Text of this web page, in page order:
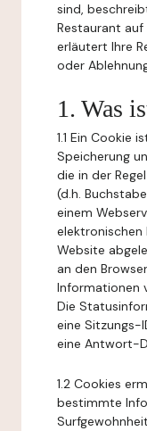
sind,
Restaurant
erläutert Ihre
oder
1. Was
1.1 Ein Cookie
Speicherung
die in der
(d.h.
einem
elektronischen
Website
an den
Informationen
Die
eine Sitzungs-
eine Antwort-
1.2 Cookies
bestimmte